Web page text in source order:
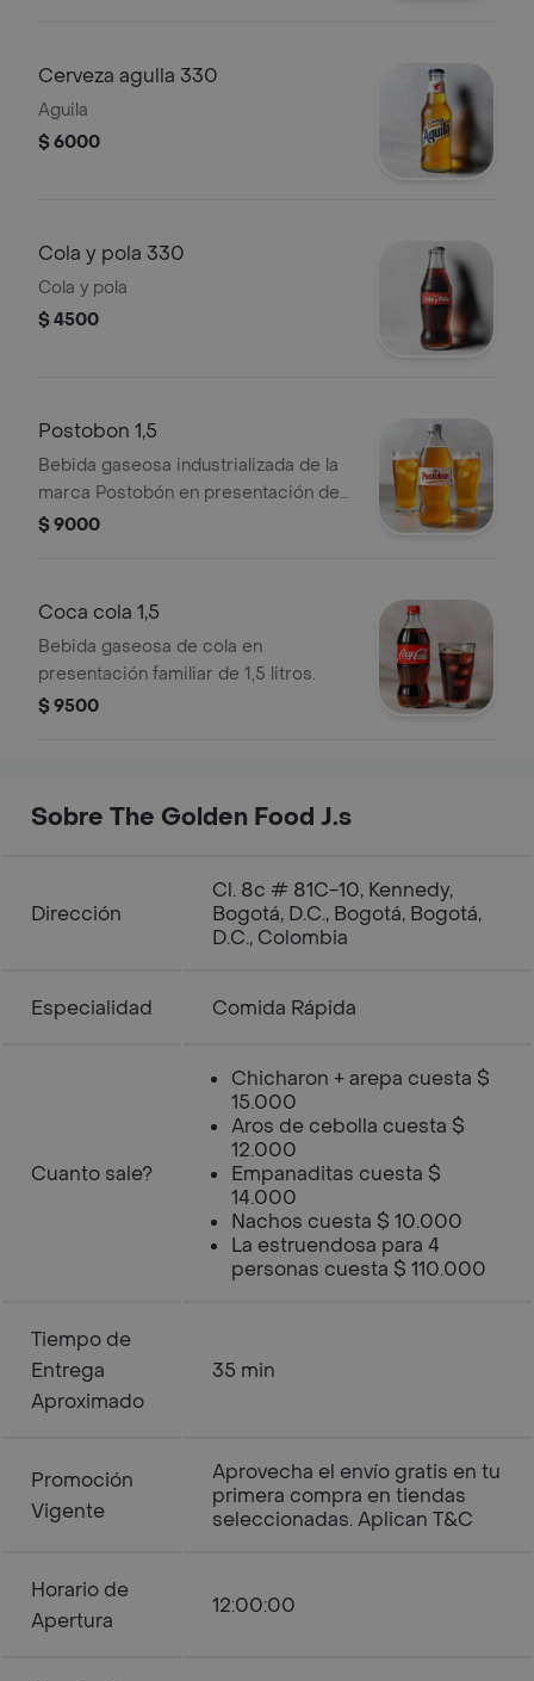
Cerveza agulla 330
Aguila
$ 6000
Cola y pola 330
Cola y pola
$ 4500
Postobon 1,5
Bebida gaseosa industrializada de la
marca Postobón en presentación de
botella de 1.5 litros.
$ 9000
Coca cola 1,5
Bebida gaseosa de cola en
presentación familiar de 1,5 litros.
$ 9500
Sobre The Golden Food J.s
Dirección
Cl. 8c # 81C-10, Kennedy,
Bogotá, D.C., Bogotá, Bogotá,
D.C., Colombia
Especialidad Comida Rápida
Cuanto sale?
Chicharon + arepa cuesta $
15.000
Aros de cebolla cuesta $
12.000
Empanaditas cuesta $
14.000
Nachos cuesta $ 10.000
La estruendosa para 4
personas cuesta $ 110.000
Tiempo de
Entrega
Aproximado
35 min
Promoción
Vigente
Aprovecha el envío gratis en tu
primera compra en tiendas
seleccionadas. Aplican T&C
Horario de
Apertura
12:00:00